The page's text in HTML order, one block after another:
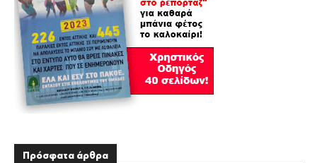
Πρόσφατα άρθρα